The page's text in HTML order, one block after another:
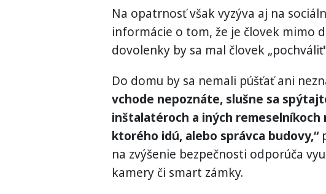
Na opatrnosť však vyzýva aj na
informácie o tom, že je človek mimo
dovolenky by sa mal človek
Do domu by sa nemali púšťať ani
vchode nepoznáte, slušne sa
inštalatéroch a iných
ktorého idú, alebo správca budovy,“
na zvýšenie bezpečnosti odporúča
kamery či smart zámky.